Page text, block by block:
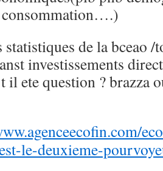
consommation….)
statistiques de la bceao
investissements
il ete question ? brazza
le-deuxieme-